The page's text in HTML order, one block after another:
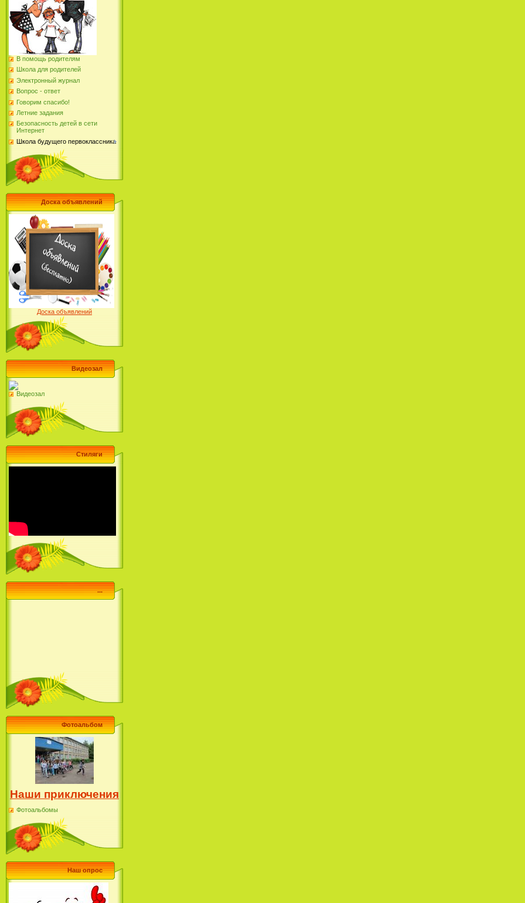
В помощь родителям
Школа для родителей
Электронный журнал
Вопрос - ответ
Говорим спасибо!
Летние задания
Безопасность детей в сети
Интернет
Школа будущего первоклассника
Доска объявлений
Доска объявлений
Видеозал
Видеозал
Стиляги
...
Фотоальбом
Наши приключения
Фотоальбомы
Наш опрос